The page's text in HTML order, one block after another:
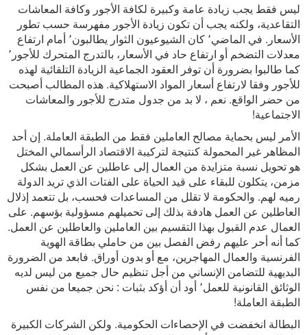
ليس فقط يجب زيادة عامة وكبيرة لكافة الأجور وكافة المعاشات
التقاعدية، ولكنه يجب أن تكون زيادة الأجور مفهرسة حسب تطور
الأسعار. في الماضي٬ كان الشيوعيون الثوار يطالبون٬ أمام ارتفاع
معدلات التضخم أو ارتفاع حاد في الأسعار، بالتدرج المتحرك للأجور٬
كما طالبوا بضرورة أن توفر العقود الجماعية الزيادة التلقائية لهذه
للأجور وفقا لارتفاع أسعار المواد الاستهلاكية. هذه المطالب أصبحت
من حضر الواقع. نعم ، لا بد من جدول متدرج للأجور والمعاشات
الاجتماعية!
الأمر ليس بحماية مصالح العاملين فقط من الطبقة العاملة. إن أحد
المظاهر غير المحمولة كنتيجة لتركيبة الاقتصاد الرأسمالي المختل
هو تحويل نسبة متزايدة من العمال إلى عاطلين عن العمل بشكل
مزمن، يتكلون للبقاء على قيد الحياة على الفتات الذي تريد الدولة
رميه لهم. والحكومة لا تقلل من المساعدات فحسب، بل تتعمد إذلال
العاطلين عن العمل هادفة بذلك إلى تحميلهم مسؤولية بؤسهم. على
العمال عدم القبول بهذا التقسيم بين العاملين والعاطلين عن العمل.
كما أنه أحر عليهم رفض الفصل بين من حاملي بطاقة الهوية
الفرنسية والعمال المهاجرين، مع أو بدون أوراق. فابعد من الضرورة
البديهية للتضامن الإنساني من أجل تنظيم حال جميع من ليس لديه
الوثائق القانونية للعمل٬ أود أن أؤكد بثبات : نحن جميعا من نفس
الطبقة العاملة!
البطالة انخفضت في الإحصاءات الحكومية. ولكن الشركات الكبيرة